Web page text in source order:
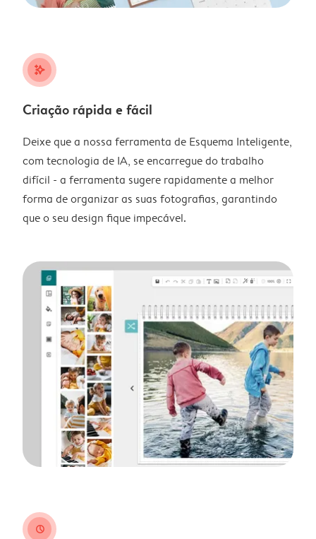
stars_plus
Criação rápida e fácil
Deixe que a nossa ferramenta de Esquema Inteligente,
com tecnologia de IA, se encarregue do trabalho
difícil - a ferramenta sugere rapidamente a melhor
forma de organizar as suas fotografias, garantindo
que o seu design fique impecável.
clock